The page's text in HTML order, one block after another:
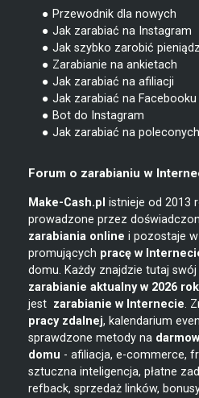
● Przewodnik dla nowych
● Jak zarabiać na Instagram
● Jak szybko zarobić
● Zarabianie na ankietach
● Jak zarabiać na afiliacji
● Jak zarabiać na Facebooku
● Bot do Instagram
● Jak zarabiać na poleconych
Forum o zarabianiu w
Make-Cash.pl istnieje od 2013
prowadzone przez
zarabiania online i pozostaje
promujących pracę w
domu. Każdy znajdzie tutaj swój
zarabianie aktualny w 2026
jest zarabianie w Internecie.
pracy zdalnej, kalendarium
sprawdzone metody na
domu - afiliacja, e-commerce,
sztuczna inteligencja, płatne
refback, sprzedaż linków,